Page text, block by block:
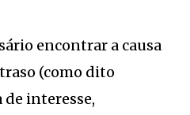
encontrar a causa
(como dito
interesse,